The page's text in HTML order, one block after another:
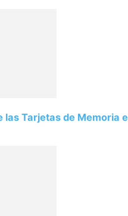
las Tarjetas de Memoria